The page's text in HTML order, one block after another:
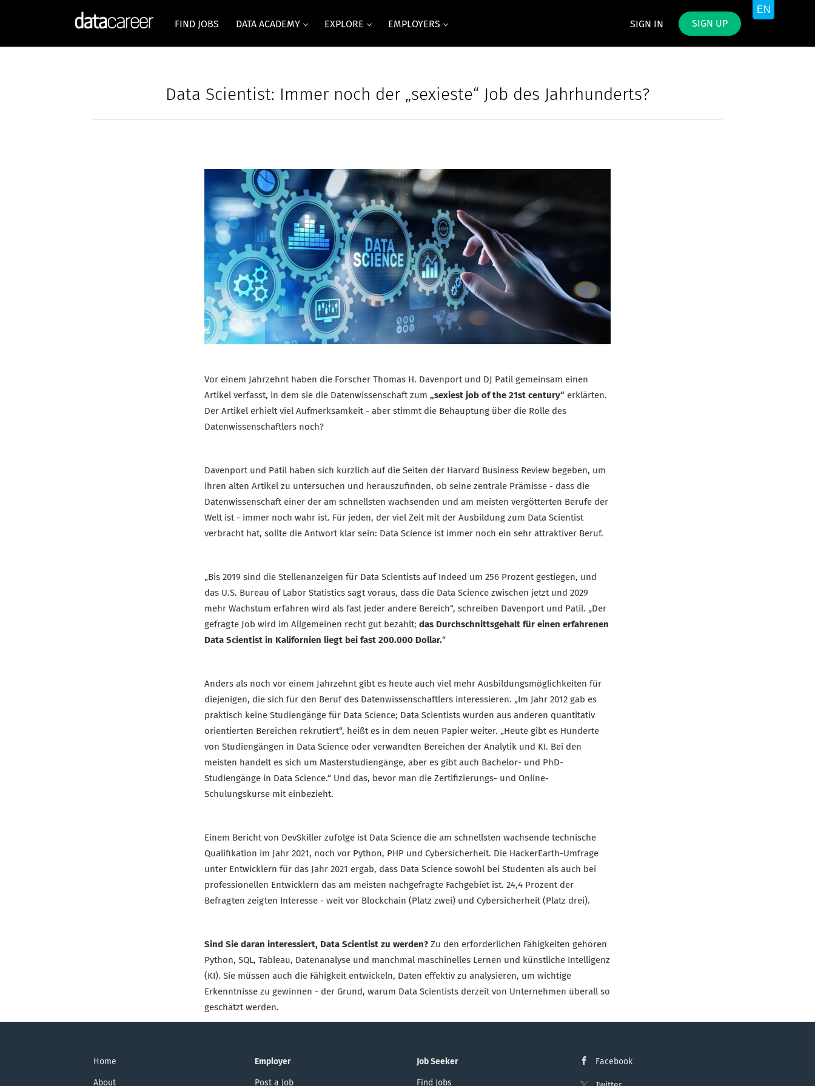
SIGN IN SIGN UP
FIND JOBS DATA ACADEMY EXPLORE EMPLOYERS
Data Scientist: Immer noch der „sexieste“ Job des Jahrhunderts?
Vor einem Jahrzehnt haben die Forscher Thomas H. Davenport und DJ Patil gemeinsam einen
Artikel verfasst, in dem sie die Datenwissenschaft zum „sexiest job of the 21st century“ erklärten.
Der Artikel erhielt viel Aufmerksamkeit - aber stimmt die Behauptung über die Rolle des
Datenwissenschaftlers noch?
Davenport und Patil haben sich kürzlich auf die Seiten der Harvard Business Review begeben, um
ihren alten Artikel zu untersuchen und herauszufinden, ob seine zentrale Prämisse - dass die
Datenwissenschaft einer der am schnellsten wachsenden und am meisten vergötterten Berufe der
Welt ist - immer noch wahr ist. Für jeden, der viel Zeit mit der Ausbildung zum Data Scientist
verbracht hat, sollte die Antwort klar sein: Data Science ist immer noch ein sehr attraktiver Beruf.
„Bis 2019 sind die Stellenanzeigen für Data Scientists auf Indeed um 256 Prozent gestiegen, und
das U.S. Bureau of Labor Statistics sagt voraus, dass die Data Science zwischen jetzt und 2029
mehr Wachstum erfahren wird als fast jeder andere Bereich“, schreiben Davenport und Patil. „Der
gefragte Job wird im Allgemeinen recht gut bezahlt; das Durchschnittsgehalt für einen erfahrenen
Data Scientist in Kalifornien liegt bei fast 200.000 Dollar.“
Anders als noch vor einem Jahrzehnt gibt es heute auch viel mehr Ausbildungsmöglichkeiten für
diejenigen, die sich für den Beruf des Datenwissenschaftlers interessieren. „Im Jahr 2012 gab es
praktisch keine Studiengänge für Data Science; Data Scientists wurden aus anderen quantitativ
orientierten Bereichen rekrutiert“, heißt es in dem neuen Papier weiter. „Heute gibt es Hunderte
von Studiengängen in Data Science oder verwandten Bereichen der Analytik und KI. Bei den
meisten handelt es sich um Masterstudiengänge, aber es gibt auch Bachelor- und PhD-
Studiengänge in Data Science.“ Und das, bevor man die Zertifizierungs- und Online-
Schulungskurse mit einbezieht.
Einem Bericht von DevSkiller zufolge ist Data Science die am schnellsten wachsende technische
Qualifikation im Jahr 2021, noch vor Python, PHP und Cybersicherheit. Die HackerEarth-Umfrage
unter Entwicklern für das Jahr 2021 ergab, dass Data Science sowohl bei Studenten als auch bei
professionellen Entwicklern das am meisten nachgefragte Fachgebiet ist. 24,4 Prozent der
Befragten zeigten Interesse - weit vor Blockchain (Platz zwei) und Cybersicherheit (Platz drei).
Sind Sie daran interessiert, Data Scientist zu werden? Zu den erforderlichen Fähigkeiten gehören
Python, SQL, Tableau, Datenanalyse und manchmal maschinelles Lernen und künstliche Intelligenz
(KI). Sie müssen auch die Fähigkeit entwickeln, Daten effektiv zu analysieren, um wichtige
Erkenntnisse zu gewinnen - der Grund, warum Data Scientists derzeit von Unternehmen überall so
geschätzt werden.
Home
About
Employer
Post a Job
Job Seeker
Find Jobs
Facebook